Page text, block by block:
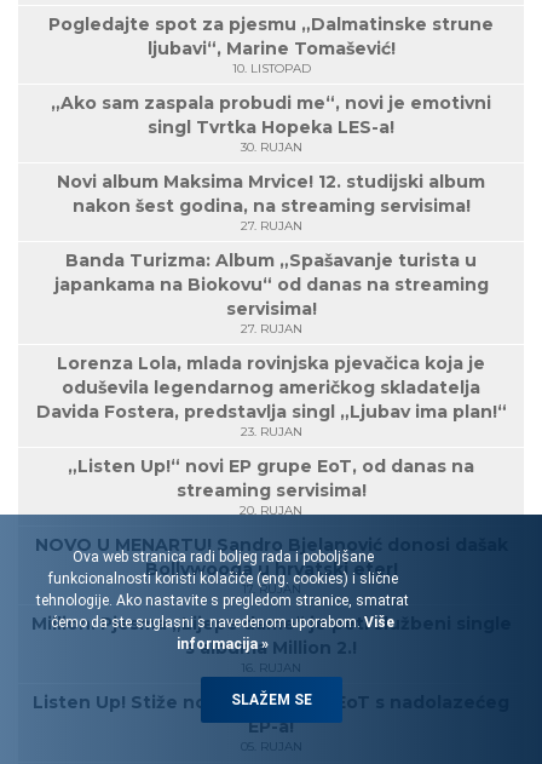
Pogledajte spot za pjesmu „Dalmatinske strune
ljubavi“, Marine Tomašević!
10. LISTOPAD
„Ako sam zaspala probudi me“, novi je emotivni
singl Tvrtka Hopeka LES-a!
30. RUJAN
Novi album Maksima Mrvice! 12. studijski album
nakon šest godina, na streaming servisima!
27. RUJAN
Banda Turizma: Album „Spašavanje turista u
japankama na Biokovu“ od danas na streaming
servisima!
27. RUJAN
Lorenza Lola, mlada rovinjska pjevačica koja je
oduševila legendarnog američkog skladatelja
Davida Fostera, predstavlja singl „Ljubav ima plan!“
23. RUJAN
„Listen Up!“ novi EP grupe EoT, od danas na
streaming servisima!
20. RUJAN
NOVO U MENARTU! Sandro Bjelanović donosi dašak
Bollywooda u hrvatski eter!
17. RUJAN
Million: Pjesma „Lijepe dame“ je peti službeni single
s albuma Million 2.!
16. RUJAN
Listen Up! Stiže novi singl grupe EoT s nadolazećeg
EP-a!
05. RUJAN
Ova web stranica radi boljeg rada i poboljšane
funkcionalnosti koristi kolačiće (eng. cookies) i slične
tehnologije. Ako nastavite s pregledom stranice, smatrat
ćemo da ste suglasni s navedenom uporabom.Više
informacija »
SLAŽEM SE